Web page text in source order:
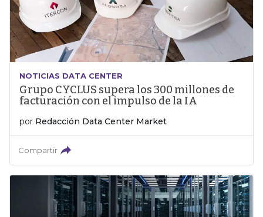
NOTICIAS DATA CENTER
Grupo CYCLUS supera los 300 millones de
facturación con el impulso de la IA
por Redacción Data Center Market
Compartir